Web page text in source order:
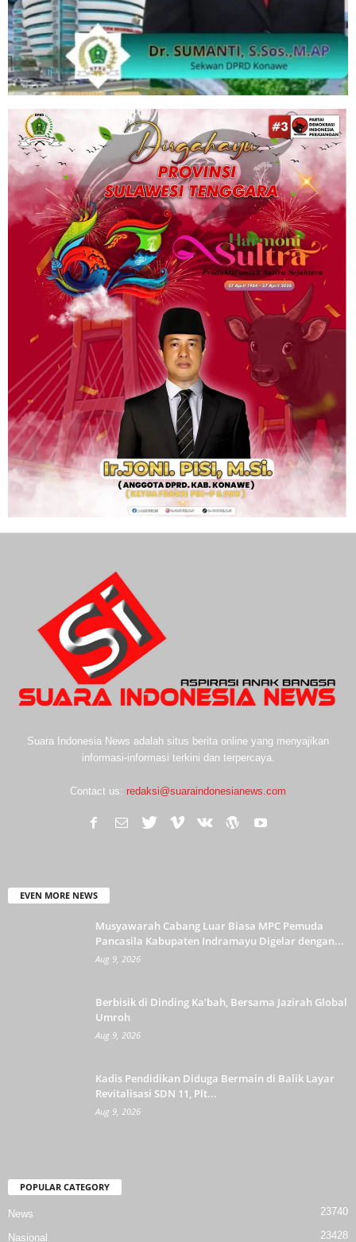
Suara Indonesia News adalah situs berita online yang menyajikan
informasi-informasi terkini dan terpercaya.
Contact us: redaksi@suaraindonesianews.com
EVEN MORE NEWS
Musyawarah Cabang Luar Biasa MPC Pemuda
Pancasila Kabupaten Indramayu Digelar dengan...
Aug 9, 2026
Berbisik di Dinding Ka’bah, Bersama Jazirah Global
Umroh
Aug 9, 2026
Kadis Pendidikan Diduga Bermain di Balik Layar
Revitalisasi SDN 11, Plt...
Aug 9, 2026
POPULAR CATEGORY
News 23740
Nasional 23428